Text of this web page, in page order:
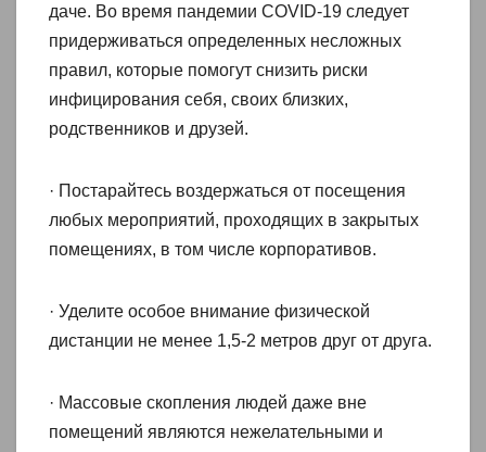
даче. Во время пандемии COVID-19 следует
придерживаться определенных несложных
правил, которые помогут снизить риски
инфицирования себя, своих близких,
родственников и друзей.
· Постарайтесь воздержаться от посещения
любых мероприятий, проходящих в закрытых
помещениях, в том числе корпоративов.
· Уделите особое внимание физической
дистанции не менее 1,5-2 метров друг от друга.
· Массовые скопления людей даже вне
помещений являются нежелательными и